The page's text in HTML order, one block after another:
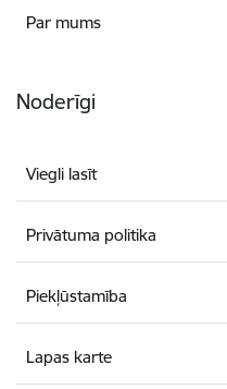
Par mums
Noderīgi
Viegli lasīt
Privātuma politika
Piekļūstamība
Lapas karte